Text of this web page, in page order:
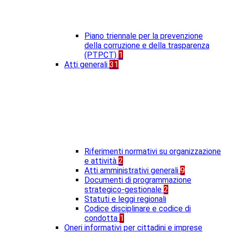
Piano triennale per la prevenzione
della corruzione e della trasparenza
(PTPCT) 1
Atti generali 31
Riferimenti normativi su organizzazione
e attività 2
Atti amministrativi generali 9
Documenti di programmazione
strategico-gestionale 2
Statuti e leggi regionali
Codice disciplinare e codice di
condotta 1
Oneri informativi per cittadini e imprese